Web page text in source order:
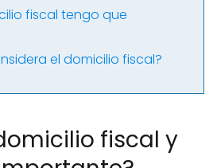
fiscal tengo que
el domicilio fiscal?
fiscal y